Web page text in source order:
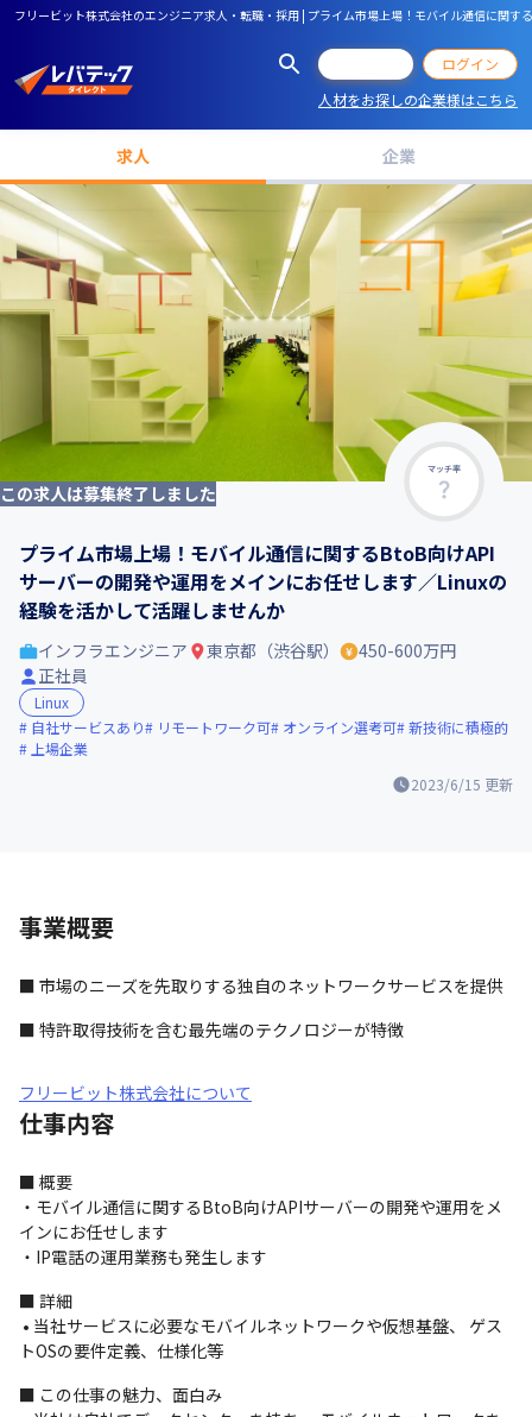
フリービット株式会社のエンジニア求人・転職・採用 | プライム市場上場！モバイル通信に関
ログイン
人材をお探しの企業様はこちら
求人 企業
マッチ率
この求人は募集終了しました
プライム市場上場！モバイル通信に関するBtoB向けAPI
サーバーの開発や運用をメインにお任せします／Linuxの
経験を活かして活躍しませんか
2023/6/15 更新
インフラエンジニア 東京都（渋谷駅）
450-600万円
正社員
Linux
自社サービスあり
リモートワーク可 オンライン選考可 新技術に積極的
上場企業
事業概要
■ 市場のニーズを先取りする独自のネットワークサービスを提供
■ 特許取得技術を含む最先端のテクノロジーが特徴
フリービット株式会社について
仕事内容
■ 概要
・モバイル通信に関するBtoB向けAPIサーバーの開発や運用をメ
インにお任せします
・IP電話の運用業務も発生します
■ 詳細
トOSの要件定義、仕様化等
■ この仕事の魅力、面白み